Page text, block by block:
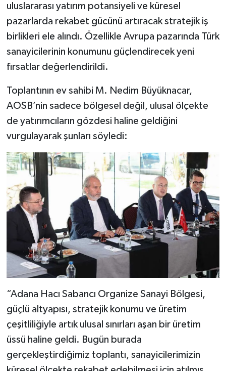
uluslararası yatırım potansiyeli ve küresel
pazarlarda rekabet gücünü artıracak stratejik iş
birlikleri ele alındı. Özellikle Avrupa pazarında Türk
sanayicilerinin konumunu güçlendirecek yeni
fırsatlar değerlendirildi.
Toplantının ev sahibi M. Nedim Büyüknacar,
AOSB’nin sadece bölgesel değil, ulusal ölçekte
de yatırımcıların gözdesi haline geldiğini
vurgulayarak şunları söyledi:
“Adana Hacı Sabancı Organize Sanayi Bölgesi,
güçlü altyapısı, stratejik konumu ve üretim
çeşitliliğiyle artık ulusal sınırları aşan bir üretim
üssü haline geldi. Bugün burada
gerçekleştirdiğimiz toplantı, sanayicilerimizin